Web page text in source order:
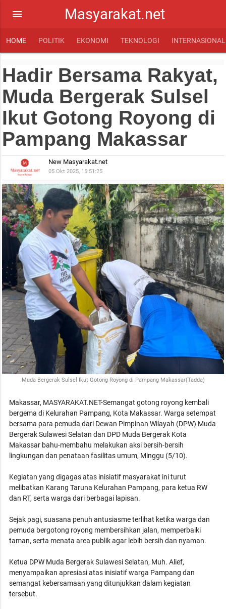
Masyarakat.net
menu
HOME POLITIK EKONOMI TEKNOLOGI INTERNASIONAL
Hadir Bersama Rakyat,
Muda Bergerak Sulsel
Ikut Gotong Royong di
Pampang Makassar
New Masyarakat.net
05 Okt 2025, 15:51:25
Muda Bergerak Sulsel Ikut Gotong Royong di Pampang Makassar(Tadda)
Makassar, MASYARAKAT.NET-Semangat gotong royong kembali
bergema di Kelurahan Pampang, Kota Makassar. Warga setempat
bersama para pemuda dari Dewan Pimpinan Wilayah (DPW) Muda
Bergerak Sulawesi Selatan dan DPD Muda Bergerak Kota
Makassar bahu-membahu melakukan aksi bersih-bersih
lingkungan dan penataan fasilitas umum, Minggu (5/10).
Kegiatan yang digagas atas inisiatif masyarakat ini turut
melibatkan Karang Taruna Kelurahan Pampang, para ketua RW
dan RT, serta warga dari berbagai lapisan.
Sejak pagi, suasana penuh antusiasme terlihat ketika warga dan
pemuda bergotong royong membersihkan jalan, memperbaiki
taman, serta menata area publik agar lebih bersih dan nyaman.
Ketua DPW Muda Bergerak Sulawesi Selatan, Muh. Alief,
menyampaikan apresiasi atas inisiatif warga Pampang dan
semangat kebersamaan yang ditunjukkan dalam kegiatan
tersebut.